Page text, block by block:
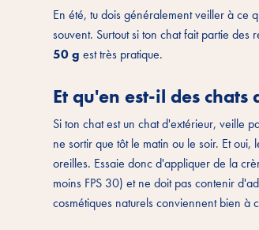
En été, tu dois généralement veiller à ce
souvent. Surtout si ton chat fait partie des
50 g est très pratique.
Et qu'en est-il des
Si ton chat est un chat d'extérieur, veille
ne sortir que tôt le matin ou le soir. Et
oreilles. Essaie donc d'appliquer de la
moins FPS 30) et ne doit pas contenir
cosmétiques naturels conviennent bien à